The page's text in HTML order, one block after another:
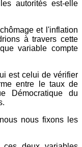
autorités est-elle
et l'inflation
à travers cette
variable compte
est celui de vérifier
entre le taux de
Démocratique du
nous fixons les